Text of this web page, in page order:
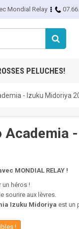
Mondial Relay
PELUCHES!
- Izuku Midoriya
Academia
MONDIAL RELAY !
un héros !
sourire aux lèvres.
Izuku Midoriya est un
!